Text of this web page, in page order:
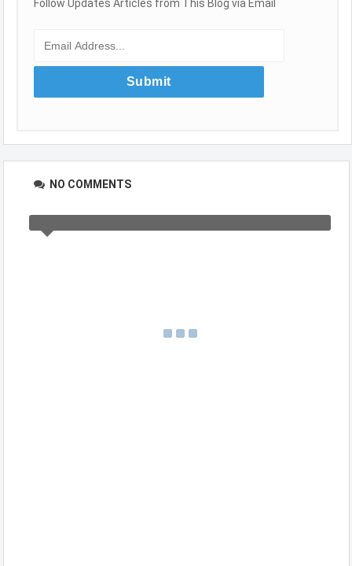
Follow Updates Articles from This Blog via Email
NO COMMENTS